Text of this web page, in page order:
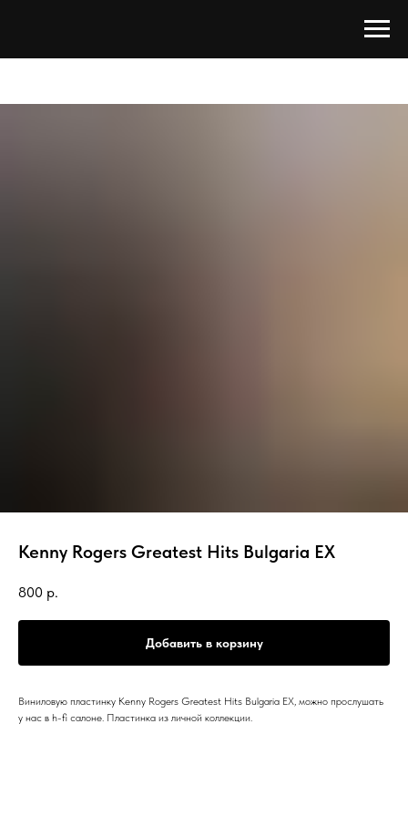
Kenny Rogers Greatest Hits Bulgaria EX
800 р.
Добавить в корзину
Виниловую пластинку Kenny Rogers Greatest Hits Bulgaria EX, можно прослушать
у нас в h-fi салоне. Пластинка из личной коллекции.